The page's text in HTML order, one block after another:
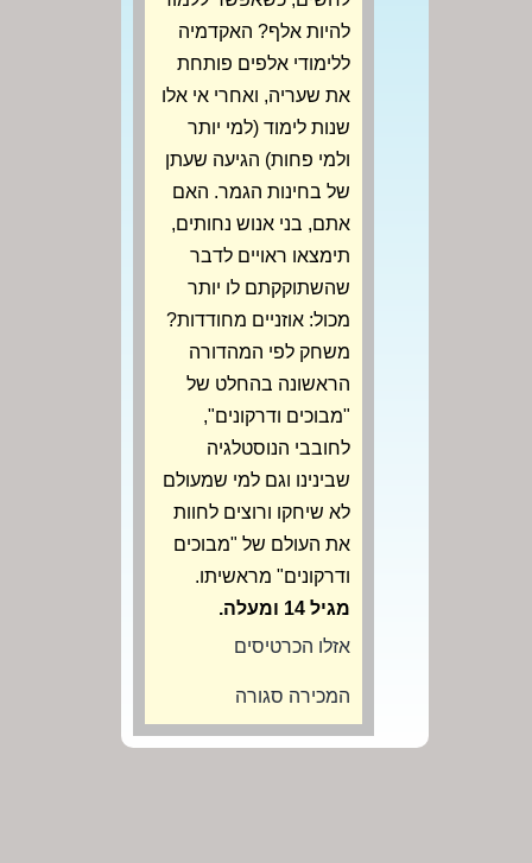
להיות אלף? האקדמיה
ללימודי אלפים פותחת
את שעריה, ואחרי אי אלו
שנות לימוד (למי יותר
ולמי פחות) הגיעה שעתן
של בחינות הגמר. האם
אתם, בני אנוש נחותים,
תימצאו ראויים לדבר
שהשתוקקתם לו יותר
מכול: אוזניים מחודדות?
משחק לפי המהדורה
הראשונה בהחלט של
"מבוכים ודרקונים",
לחובבי הנוסטלגיה
שבינינו וגם למי שמעולם
לא שיחקו ורוצים לחוות
את העולם של "מבוכים
ודרקונים" מראשיתו.
מגיל 14 ומעלה.
אזלו הכרטיסים
המכירה סגורה